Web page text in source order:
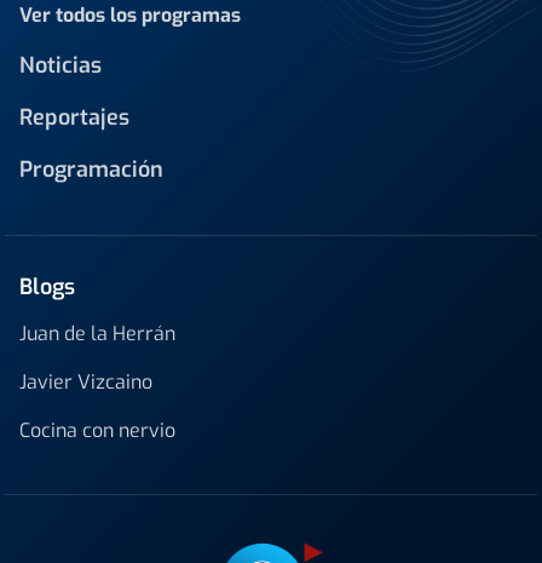
Ver todos los programas
Noticias
Reportajes
Programación
Blogs
Juan de la Herrán
Javier Vizcaino
Cocina con nervio